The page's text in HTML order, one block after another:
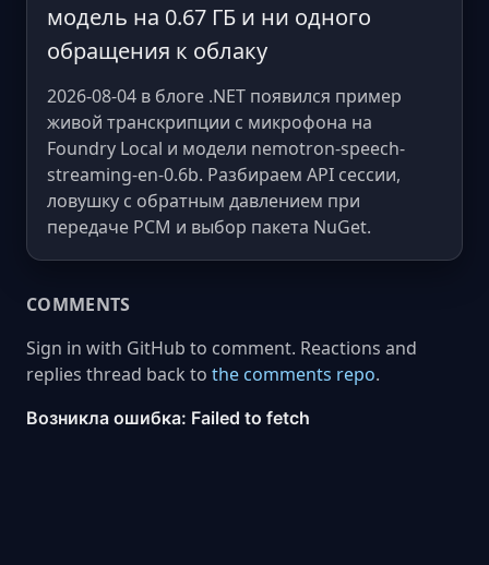
модель на 0.67 ГБ и ни одного
обращения к облаку
2026-08-04 в блоге .NET появился пример
живой транскрипции с микрофона на
Foundry Local и модели nemotron-speech-
streaming-en-0.6b. Разбираем API сессии,
ловушку с обратным давлением при
передаче PCM и выбор пакета NuGet.
COMMENTS
Sign in with GitHub to comment. Reactions and
replies thread back to the comments repo.